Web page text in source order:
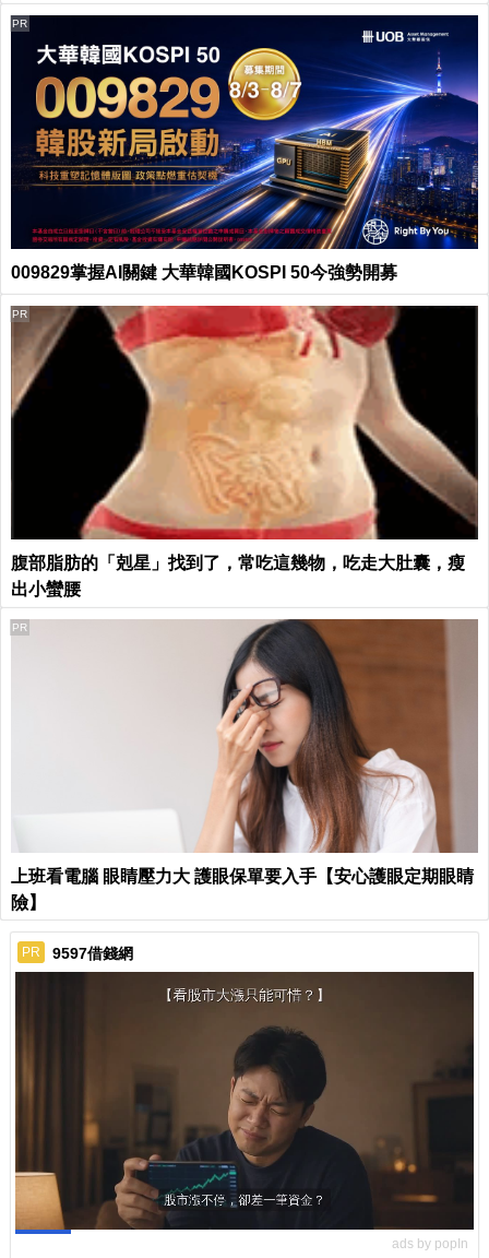
009829掌握AI關鍵 大華韓國KOSPI 50今強勢開募
PR
腹部脂肪的「剋星」找到了，常吃這幾物，吃走大肚囊，瘦
出小蠻腰
PR
上班看電腦 眼睛壓力大 護眼保單要入手【安心護眼定期眼睛
險】
PR
PR 9597借錢網
ads by popIn